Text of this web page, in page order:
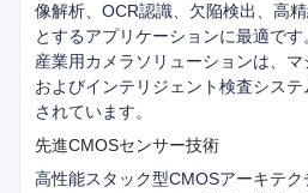
像解析、OCR認識、欠陥検出、高
とするアプリケーションに最適で
産業用カメラソリューションは、マ
およびインテリジェント検査システ
されています。
先進CMOSセンサー技術
高性能スタック型CMOSアーキテク